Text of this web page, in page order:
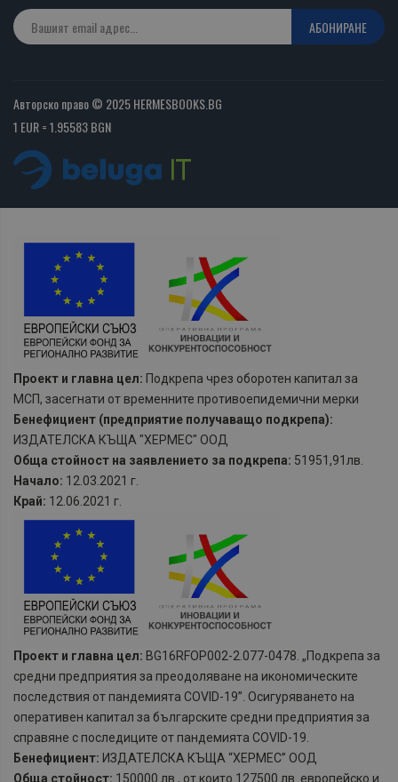
АБОНИРАНЕ
Авторско право © 2025 HERMESBOOKS.BG
1 EUR = 1.95583 BGN
Проект и главна цел: Подкрепа чрез оборотен капитал за
МСП, засегнати от временните противоепидемични мерки
Бенефициент (предприятие получаващо подкрепа):
ИЗДАТЕЛСКА КЪЩА "ХЕРМЕС" ООД
Обща стойност на заявлението за подкрепа: 51951,91лв.
Начало: 12.03.2021 г.
Край: 12.06.2021 г.
Проект и главна цел: BG16RFOP002-2.077-0478. „Подкрепа за
средни предприятия за преодоляване на икономическите
последствия от пандемията COVID-19”. Осигуряването на
оперативен капитал за българските средни предприятия за
справяне с последиците от пандемията COVID-19.
Бенефициент: ИЗДАТЕЛСКА КЪЩА “ХЕРМЕС” ООД
Обща стойност: 150000 лв., от които 127500 лв. европейско и